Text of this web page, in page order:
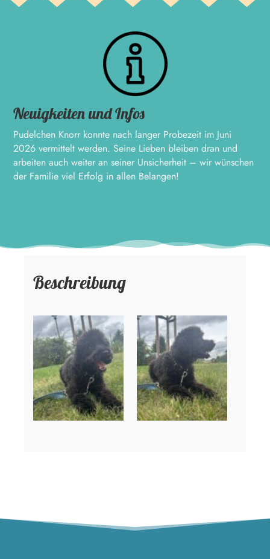
Neuigkeiten und Infos
Pudelchen Knorr konnte nach langer Probezeit im Juni
2026 vermittelt werden. Seine Lieben bleiben dran und
arbeiten auch weiter an seiner Unsicherheit – wir wünschen
der Familie viel Erfolg in allen Belangen!
Beschreibung